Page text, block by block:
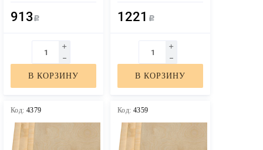
913 Р
В КОРЗИНУ
1221 Р
В КОРЗИНУ
Код: 4379 Код: 4359